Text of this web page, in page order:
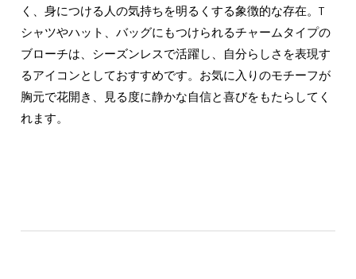
く、身につける人の気持ちを明るくする象徴的な存在。T
シャツやハット、バッグにもつけられるチャームタイプの
ブローチは、シーズンレスで活躍し、自分らしさを表現す
るアイコンとしておすすめです。お気に入りのモチーフが
胸元で花開き、見る度に静かな自信と喜びをもたらしてく
れます。